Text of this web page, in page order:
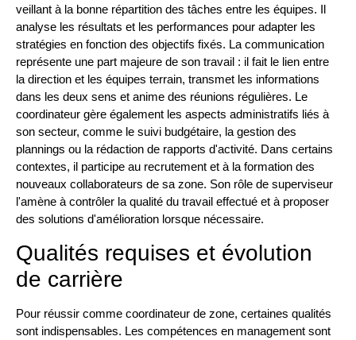
veillant à la bonne répartition des tâches entre les équipes. Il
analyse les résultats et les performances pour adapter les
stratégies en fonction des objectifs fixés. La communication
représente une part majeure de son travail : il fait le lien entre
la direction et les équipes terrain, transmet les informations
dans les deux sens et anime des réunions régulières. Le
coordinateur gère également les aspects administratifs liés à
son secteur, comme le suivi budgétaire, la gestion des
plannings ou la rédaction de rapports d'activité. Dans certains
contextes, il participe au recrutement et à la formation des
nouveaux collaborateurs de sa zone. Son rôle de superviseur
l'amène à contrôler la qualité du travail effectué et à proposer
des solutions d'amélioration lorsque nécessaire.
Qualités requises et évolution
de carrière
Pour réussir comme coordinateur de zone, certaines qualités
sont indispensables. Les compétences en management sont